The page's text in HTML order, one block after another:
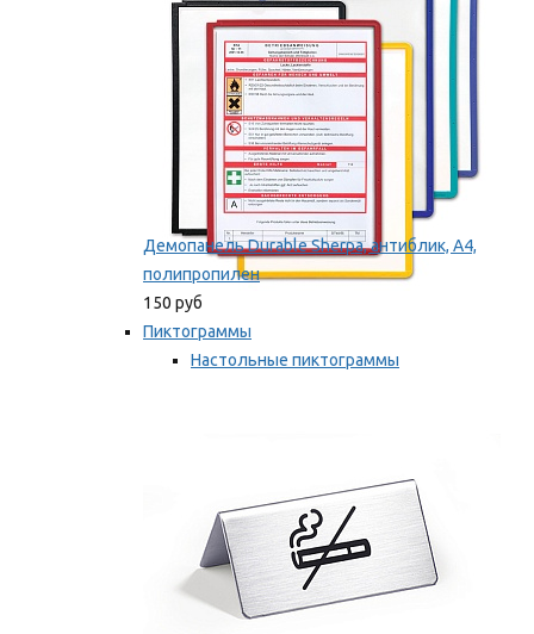
Демопанель Durable Sherpa, антиблик, А4,
полипропилен
150 руб
Пиктограммы
Настольные пиктограммы